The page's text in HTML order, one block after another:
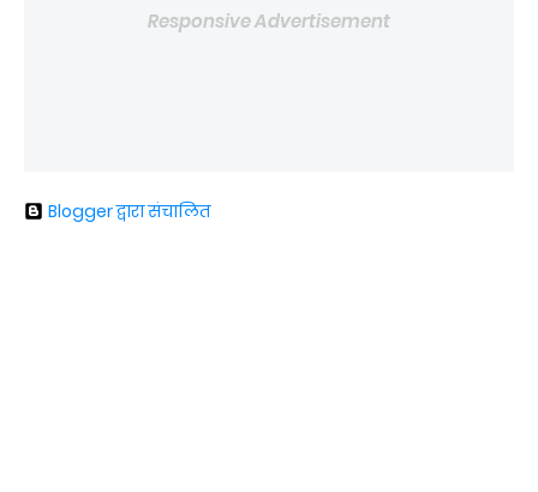
Responsive Advertisement
Blogger द्वारा संचालित